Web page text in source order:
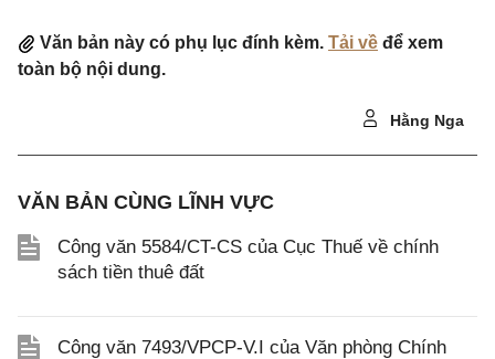
Văn bản này có phụ lục đính kèm. Tải về để xem
toàn bộ nội dung.
Hằng Nga
VĂN BẢN CÙNG LĨNH VỰC
Công văn 5584/CT-CS của Cục Thuế về chính
sách tiền thuê đất
Công văn 7493/VPCP-V.I của Văn phòng Chính